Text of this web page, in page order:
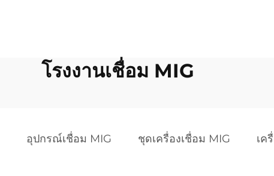
โรงงานเชื่อม MIG
อุปกรณ์เชื่อม MIG ชุดเครื่องเชื่อม MIG เค